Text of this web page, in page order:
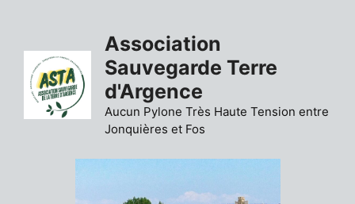
contenu
Association
Sauvegarde Terre
d'Argence
Aucun Pylone Très Haute Tension entre
Jonquières et Fos